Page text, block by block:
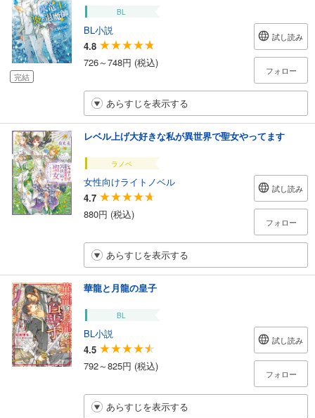
完結
BL
BL小説
4.8
726～748円 (税込)
試し読み
フォロー
あらすじを表示する
レベル上げ大好きな私が異世界で聖女やってます
ラノベ
女性向けライトノベル
4.7
880円 (税込)
試し読み
フォロー
あらすじを表示する
華龍と月龍の皇子
BL
BL小説
4.5
792～825円 (税込)
試し読み
フォロー
あらすじを表示する